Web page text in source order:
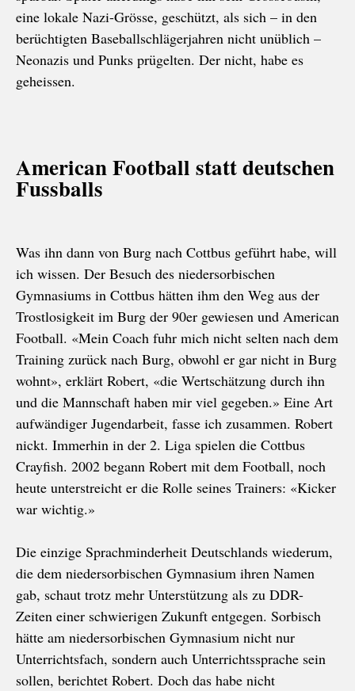
eine lokale Nazi-Grösse, geschützt, als sich – in den
berüchtigten Baseballschlägerjahren nicht unüblich –
Neonazis und Punks prügelten. Der nicht, habe es
geheissen.
American Football statt deutschen
Fussballs
Was ihn dann von Burg nach Cottbus geführt habe, will
ich wissen. Der Besuch des niedersorbischen
Gymnasiums in Cottbus hätten ihm den Weg aus der
Trostlosigkeit im Burg der 90er gewiesen und American
Football. «Mein Coach fuhr mich nicht selten nach dem
Training zurück nach Burg, obwohl er gar nicht in Burg
wohnt», erklärt Robert, «die Wertschätzung durch ihn
und die Mannschaft haben mir viel gegeben.» Eine Art
aufwändiger Jugendarbeit, fasse ich zusammen. Robert
nickt. Immerhin in der 2. Liga spielen die Cottbus
Crayfish. 2002 begann Robert mit dem Football, noch
heute unterstreicht er die Rolle seines Trainers: «Kicker
war wichtig.»
Die einzige Sprachminderheit Deutschlands wiederum,
die dem niedersorbischen Gymnasium ihren Namen
gab, schaut trotz mehr Unterstützung als zu DDR-
Zeiten einer schwierigen Zukunft entgegen. Sorbisch
hätte am niedersorbischen Gymnasium nicht nur
Unterrichtsfach, sondern auch Unterrichtssprache sein
sollen, berichtet Robert. Doch das habe nicht